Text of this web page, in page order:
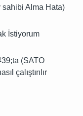
sahibi Alma Hata)
İstiyorum
(SATO
çalıştırılır